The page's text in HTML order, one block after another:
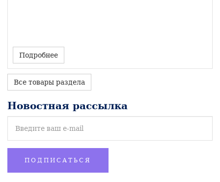
Подробнее
Все товары раздела
Новостная рассылка
ПОДПИСАТЬСЯ